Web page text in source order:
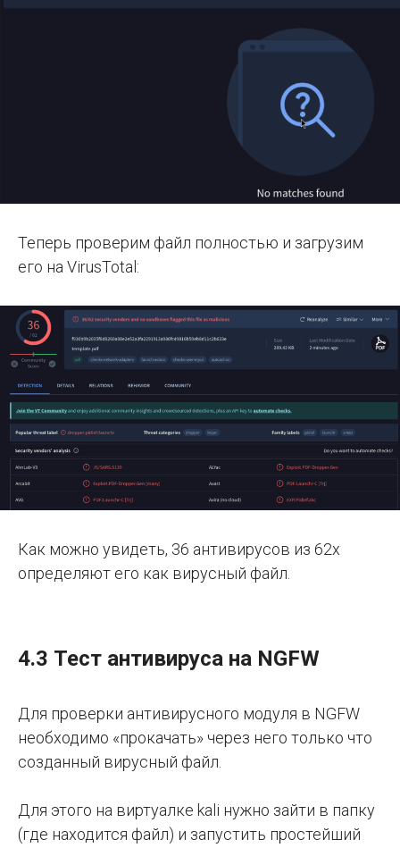
Теперь проверим файл полностью и загрузим
его на VirusTotal:
Как можно увидеть, 36 антивирусов из 62х
определяют его как вирусный файл.
4.3 Тест антивируса на NGFW
Для проверки антивирусного модуля в NGFW
необходимо «прокачать» через него только что
созданный вирусный файл.
Для этого на виртуалке kali нужно зайти в папку
(где находится файл) и запустить простейший